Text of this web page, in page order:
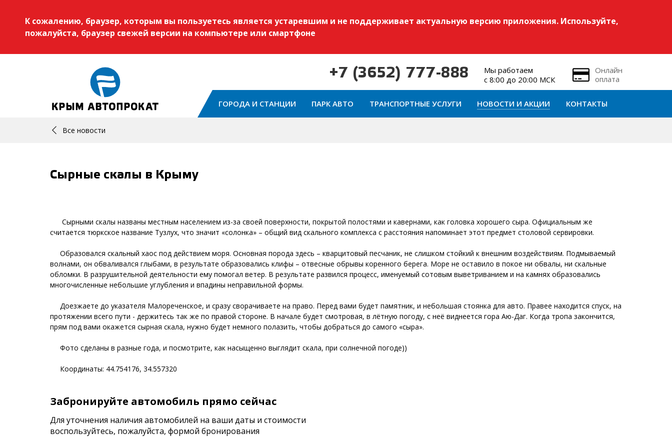
К сожалению, браузер, которым вы пользуетесь является устаревшим и не поддерживает актуальную версию приложения. Используйте,
пожалуйста, браузер свежей версии на компьютере или смартфоне
+7 (3652) 777-888
Мы работаем
с 8:00 до 20:00 МСК
Онлайн
оплата
ГОРОДА И СТАНЦИИ ПАРК АВТО ТРАНСПОРТНЫЕ УСЛУГИ НОВОСТИ И АКЦИИ КОНТАКТЫ
Все новости
Сырные скалы в Крыму
⠀⠀ Сырными скалы названы местным населением из-за своей поверхности, покрытой полостями и кавернами, как головка хорошего сыра. Официальным же
считается тюркское название Тузлух, что значит «солонка» – общий вид скального комплекса с расстояния напоминает этот предмет столовой сервировки.
⠀⠀Образовался скальный хаос под действием моря. Основная порода здесь – кварцитовый песчаник, не слишком стойкий к внешним воздействиям. Подмываемый
волнами, он обваливался глыбами, в результате образовались клифы – отвесные обрывы коренного берега. Море не оставило в покое ни обвалы, ни скальные
обломки. В разрушительной деятельности ему помогал ветер. В результате развился процесс, именуемый сотовым выветриванием и на камнях образовались
многочисленные небольшие углубления и впадины неправильной формы.
⠀⠀Доезжаете до указателя Малореченское, и сразу сворачиваете на право. Перед вами будет памятник, и небольшая стоянка для авто. Правее находится спуск, на
протяжении всего пути - держитесь так же по правой стороне. В начале будет смотровая, в лётную погоду, с неё виднеется гора Аю-Даг. Когда тропа закончится,
прям под вами окажется сырная скала, нужно будет немного полазить, чтобы добраться до самого «сыра».
⠀⠀Фото сделаны в разные года, и посмотрите, как насыщенно выглядит скала, при солнечной погоде))
⠀⠀Координаты: 44.754176, 34.557320
Забронируйте автомобиль прямо сейчас
Для уточнения наличия автомобилей на ваши даты и стоимости
воспользуйтесь, пожалуйста, формой бронирования